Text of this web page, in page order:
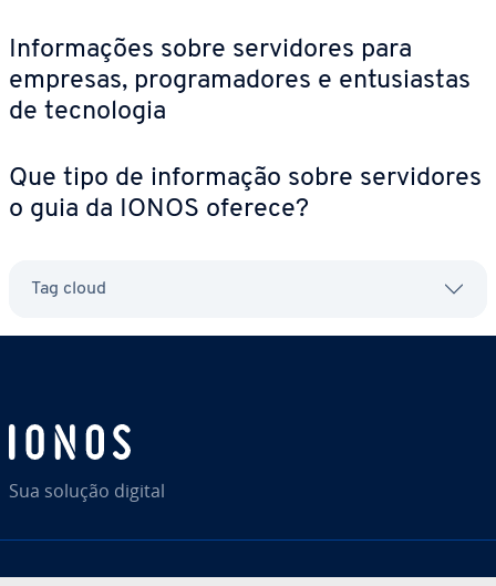
In­for­ma­ções sobre ser­vi­do­res para
empresas, pro­gra­ma­do­res e en­tu­si­as­tas
de tec­no­lo­gia
Que tipo de in­for­ma­ção sobre ser­vi­do­res
o guia da IONOS oferece?
Tag cloud
Sua solução digital